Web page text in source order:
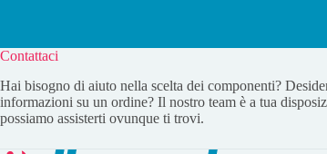
Contattaci
Hai bisogno di aiuto nella scelta dei componenti?
informazioni su un ordine? Il nostro team è a tua
possiamo assisterti ovunque ti trovi.